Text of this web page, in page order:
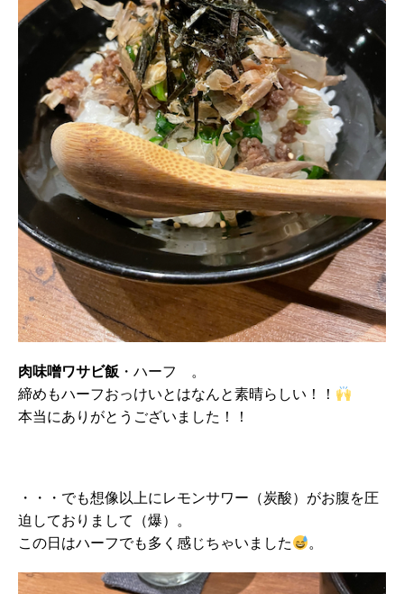
肉味噌ワサビ飯 ・ハーフ 。
締めもハーフおっけいとはなんと素晴らしい！！
本当にありがとうございました！！
・・・でも想像以上にレモンサワー（炭酸）がお腹を圧
迫しておりまして（爆）。
この日はハーフでも多く感じちゃいました
。